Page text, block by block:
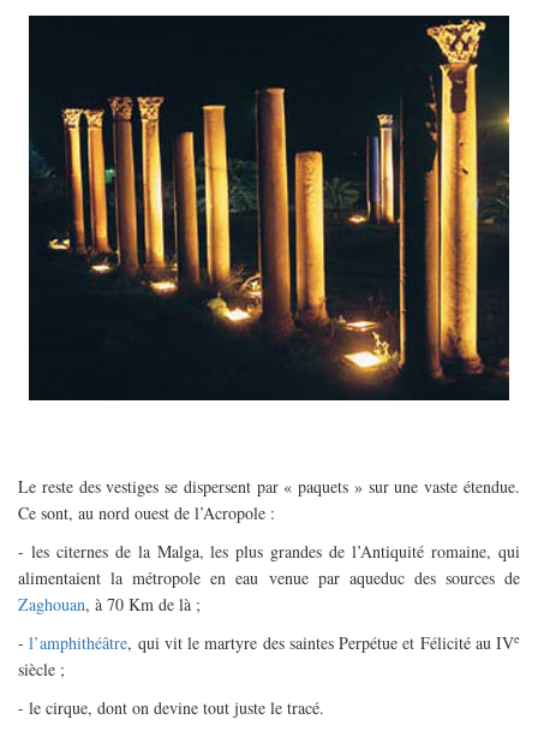
Le reste des vestiges se dispersent par « paquets » sur une vaste étendue.
Ce sont, au nord ouest de l’Acropole :
- les citernes de la Malga, les plus grandes de l’Antiquité romaine, qui
alimentaient la métropole en eau venue par aqueduc des sources de
Zaghouan, à 70 Km de là ;
-l’amphithéâtre, qui vit le martyre des saintes Perpétue et Félicité au IVe
siècle ;
- le cirque, dont on devine tout juste le tracé.